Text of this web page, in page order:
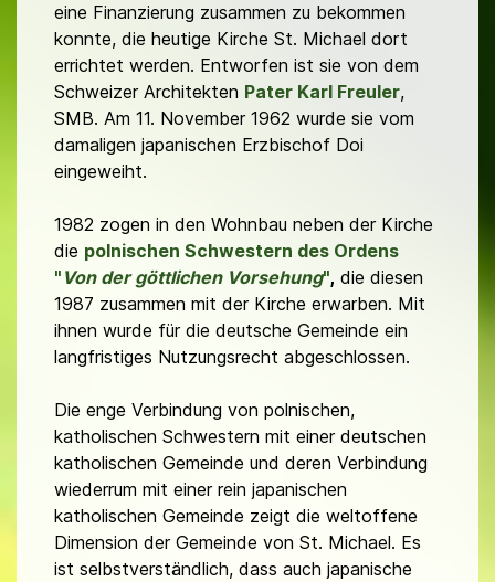
eine Finanzierung zusammen zu bekommen
konnte, die heutige Kirche St. Michael dort
errichtet werden. Entworfen ist sie von dem
Schweizer Architekten Pater Karl Freuler,
SMB. Am 11. November 1962 wurde sie vom
damaligen japanischen Erzbischof Doi
eingeweiht.
1982 zogen in den Wohnbau neben der Kirche
die polnischen Schwestern des Ordens
" Von der göttlichen Vorsehung", die diesen
1987 zusammen mit der Kirche erwarben. Mit
ihnen wurde für die deutsche Gemeinde ein
langfristiges Nutzungsrecht abgeschlossen.
Die enge Verbindung von polnischen,
katholischen Schwestern mit einer deutschen
katholischen Gemeinde und deren Verbindung
wiederrum mit einer rein japanischen
katholischen Gemeinde zeigt die weltoffene
Dimension der Gemeinde von St. Michael. Es
ist selbstverständlich, dass auch japanische